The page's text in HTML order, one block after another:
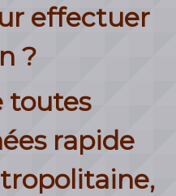
effectuer
?
toutes
rapide